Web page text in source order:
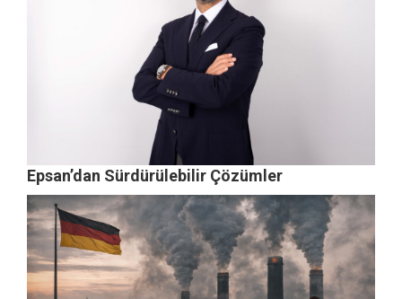
Epsan’dan Sürdürülebilir Çözümler